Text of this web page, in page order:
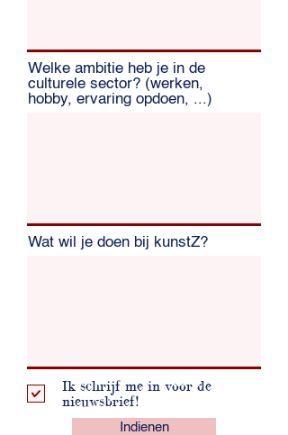
Ik schrijf me in voor de
nieuwsbrief!
Indienen
Welke ambitie heb je in de
culturele sector? (werken,
hobby, ervaring opdoen, ...)
Wat wil je doen bij kunstZ?